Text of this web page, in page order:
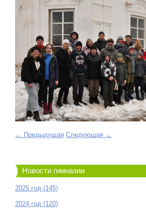
← Предыдущая Следующая →
Новости гимназии
2025 год (145)
2024 год (120)